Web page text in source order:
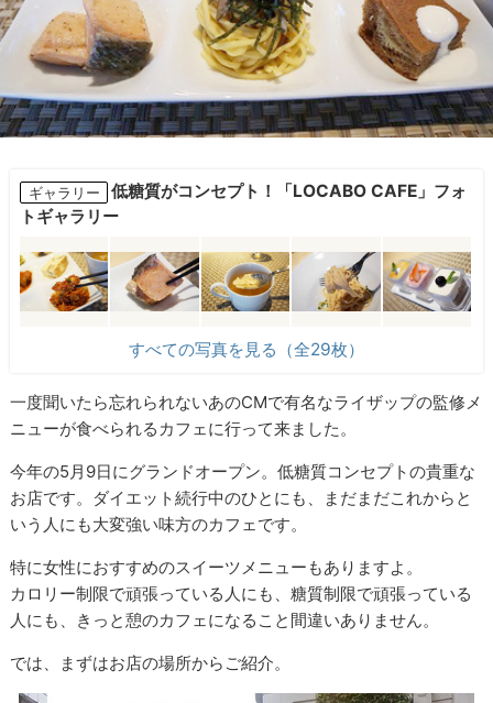
ギャラリー
低糖質がコンセプト！「LOCABO CAFE」フォ
トギャラリー
すべての写真を見る（全29枚）
一度聞いたら忘れられないあのCMで有名なライザップの監修メ
ニューが食べられるカフェに行って来ました。
今年の5月9日にグランドオープン。低糖質コンセプトの貴重な
お店です。ダイエット続行中のひとにも、まだまだこれからと
いう人にも大変強い味方のカフェです。
特に女性におすすめのスイーツメニューもありますよ。
カロリー制限で頑張っている人にも、糖質制限で頑張っている
人にも、きっと憩のカフェになること間違いありません。
では、まずはお店の場所からご紹介。